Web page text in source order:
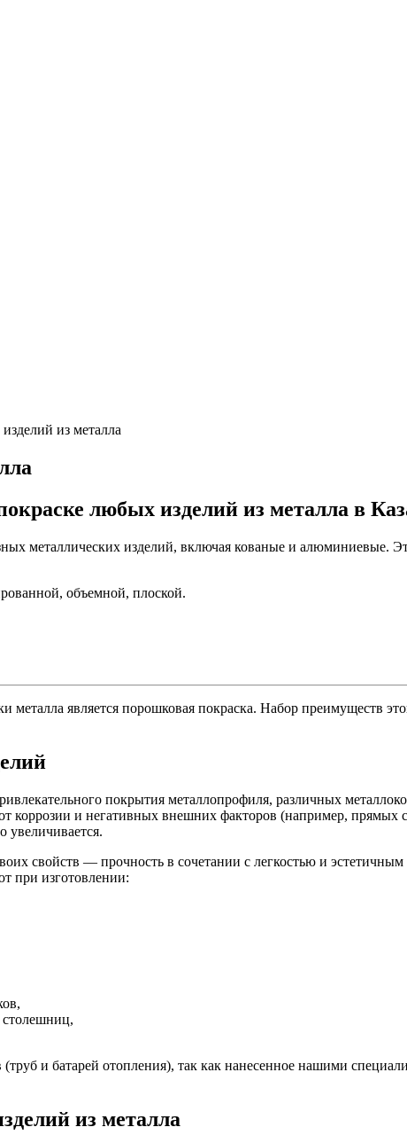
из металла
любых изделий из металла в
металлических изделий, включая кованые и алюминиевые.
объемной, плоской.
является порошковая покраска. Набор преимуществ
покрытия металлопрофиля, различных
коррозии и негативных внешних факторов (например, прямых
свойств — прочность в сочетании с легкостью и
при изготовлении:
столешниц,
и батарей отопления), так как нанесенное нашими
из металла